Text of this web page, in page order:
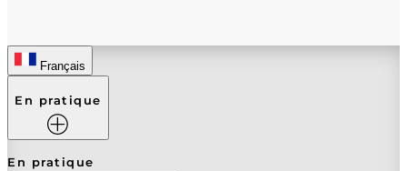
Français
En pratique
En pratique